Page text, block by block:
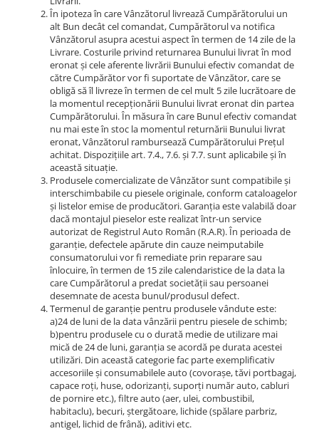
15W-50
Ulei transmisie
Uleiuri hidraulice
Kit distributie
Kit distributie lant BMW
Admisie aer
Accesorii filtre
Filtre ulei
Filtre aer
Filtre combustibil
Filtre habitaclu
Filtre hidraulice
Filtre uscator
Filtre aditivi
Filtre agent racire
Pachete revizie
Janta 10''
Janta 11''
Janta 12''
Janta 13''
Janta 14''
Janta 15''
Janta 16''
Janta 17''
Janta 18''
Janta 19''
Janta 21''
Transmisie
Lanturi de transmisie
Foaie/ pinion spate
Pinion fata
Pipe si fise bujii
Electrica
Incarcatoar acumulator baterie
Incarcatoare acumulator baterie
Semnalizare
Capace roti
Covorase auto
Huse scaune auto
Huse volan
Produse sezoniere
Siguranta auto
Suport numere
Tavite auto portbagaj
Materiale plastice
Curatare geamuri
Chedere si cauciuc
Tapiterie
Curatare jante si anvelope
Intretinere interior
Bureti, Lavete, Accesorii
Diverse solutii chimice
Odorizanti auto
Lichid parbriz
Odorizanti auto
Diverse solutii chimice
Spray-uri tehnice
Statie de umplere sisteme A/C
Incalzitoare, sobe cu ulei ars
În ipoteza în care Vânzătorul livrează Cumpărătorului un
alt Bun decât cel comandat, Cumpărătorul va notifica
Vânzătorul asupra acestui aspect în termen de 14 zile de la
Livrare. Costurile privind returnarea Bunului livrat în mod
eronat și cele aferente livrării Bunului efectiv comandat de
către Cumpărător vor fi suportate de Vânzător, care se
obligă să îl livreze în termen de cel mult 5 zile lucrătoare de
la momentul recepționării Bunului livrat eronat din partea
Cumpărătorului. În măsura în care Bunul efectiv comandat
nu mai este în stoc la momentul returnării Bunului livrat
eronat, Vânzătorul rambursează Cumpărătorului Prețul
achitat. Dispozițiile art. 7.4., 7.6. și 7.7. sunt aplicabile și în
această situație.
Produsele comercializate de Vânzător sunt compatibile și
interschimbabile cu piesele originale, conform cataloagelor
și listelor emise de producători. Garanția este valabilă doar
dacă montajul pieselor este realizat într-un service
autorizat de Registrul Auto Român (R.A.R). În perioada de
garanție, defectele apărute din cauze neimputabile
consumatorului vor fi remediate prin reparare sau
înlocuire, în termen de 15 zile calendaristice de la data la
care Cumpărătorul a predat societății sau persoanei
desemnate de acesta bunul/produsul defect.
Termenul de garanție pentru produsele vândute este:
a)24 de luni de la data vânzării pentru piesele de schimb;
b)pentru produsele cu o durată medie de utilizare mai
mică de 24 de luni, garanția se acordă pe durata acestei
utilizări. Din această categorie fac parte exemplificativ
accesoriile și consumabilele auto (covorașe, tăvi portbagaj,
capace roți, huse, odorizanți, suporți număr auto, cabluri
de pornire etc.), filtre auto (aer, ulei, combustibil,
habitaclu), becuri, ștergătoare, lichide (spălare parbriz,
antigel, lichid de frână), aditivi etc.